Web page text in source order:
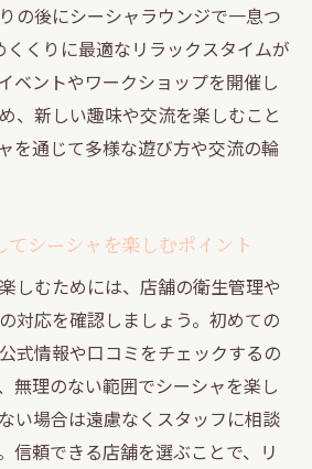
シャで友人や恋人と楽しむコツ
通じて渋谷エリアの魅力を再発
で味わうシーシャの深い世界
雰囲気で楽しむシーシャ体験
るシーシャ店の選び方のポイ
味わう異国情緒あふれる時間
ウンジで深い癒しを感じる瞬間
空間で広がるシーシャの楽しみ
の後にシーシャラウンジで一息つ
くくりに最適なリラックスタイムが
ベントやワークショップを開催し
、新しい趣味や交流を楽しむこと
を通じて多様な遊び方や交流の輪
シーシャを楽しむポイント
しむためには、店舗の衛生管理や
対応を確認しましょう。初めての
式情報や口コミをチェックするの
無理のない範囲でシーシャを楽し
い場合は遠慮なくスタッフに相談
信頼できる店舗を選ぶことで、リ